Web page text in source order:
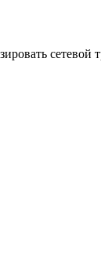
сетевой